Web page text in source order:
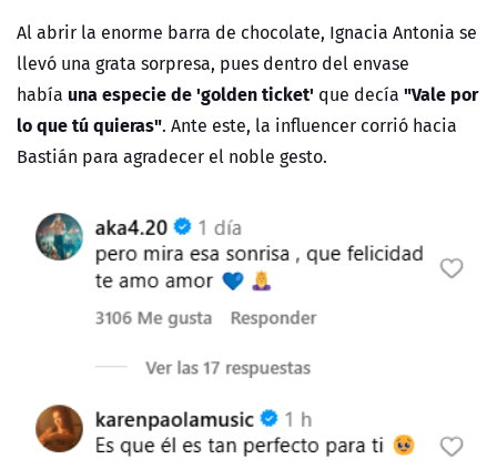
Al abrir la enorme barra de chocolate, Ignacia Antonia se
llevó una grata sorpresa, pues dentro del envase
había una especie de 'golden ticket' que decía "Vale por
lo que tú quieras". Ante este, la influencer corrió hacia
Bastián para agradecer el noble gesto.